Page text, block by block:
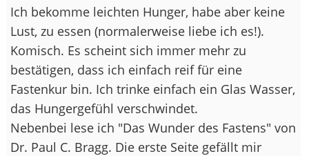
Ich bekomme leichten Hunger, habe aber keine
Lust, zu essen (normalerweise liebe ich es!).
Komisch. Es scheint sich immer mehr zu
bestätigen, dass ich einfach reif für eine
Fastenkur bin. Ich trinke einfach ein Glas Wasser,
das Hungergefühl verschwindet.
Nebenbei lese ich "Das Wunder des Fastens" von
Dr. Paul C. Bragg. Die erste Seite gefällt mir